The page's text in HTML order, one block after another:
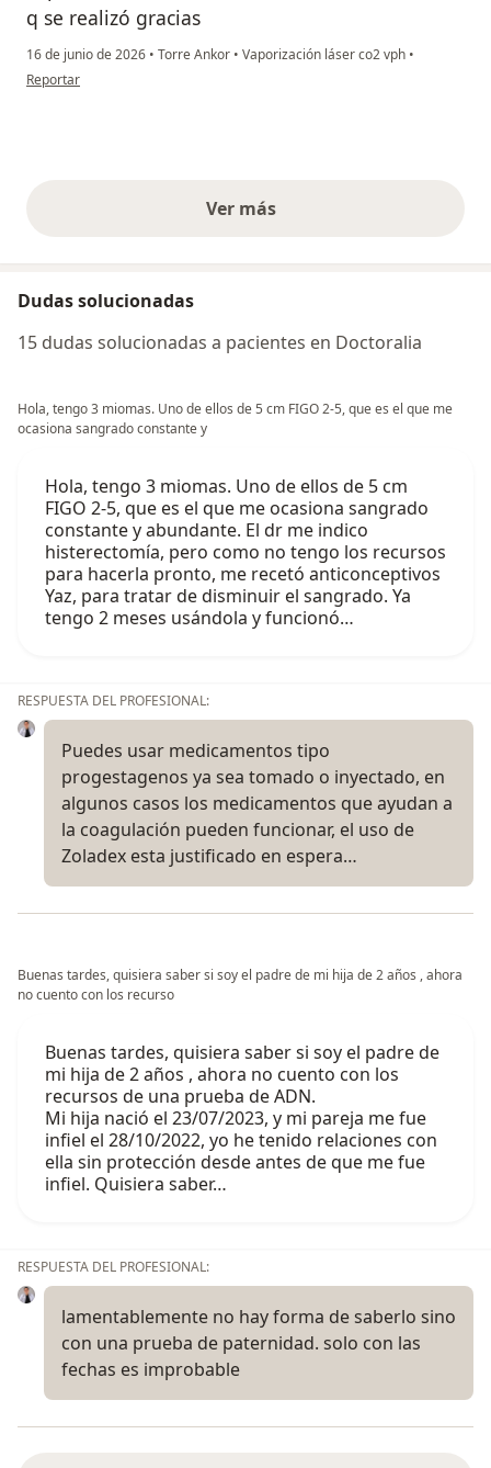
q se realizó gracias
16 de junio de 2026 • Torre Ankor • Vaporización láser co2 vph •
en opinión del usuario Hortencia Ovando Hernández
Reportar
Ver másopiniones anteriores
Dudas solucionadas
15 dudas solucionadas a pacientes en Doctoralia
Hola, tengo 3 miomas. Uno de ellos de 5 cm FIGO 2-5, que es el que me
ocasiona sangrado constante y
Hola, tengo 3 miomas. Uno de ellos de 5 cm
FIGO 2-5, que es el que me ocasiona sangrado
constante y abundante. El dr me indico
histerectomía, pero como no tengo los recursos
para hacerla pronto, me recetó anticonceptivos
Yaz, para tratar de disminuir el sangrado. Ya
tengo 2 meses usándola y funcionó…
RESPUESTA DEL PROFESIONAL:
Puedes usar medicamentos tipo
progestagenos ya sea tomado o inyectado, en
algunos casos los medicamentos que ayudan a
la coagulación pueden funcionar, el uso de
Zoladex esta justificado en espera…
Buenas tardes, quisiera saber si soy el padre de mi hija de 2 años , ahora
no cuento con los recurso
Buenas tardes, quisiera saber si soy el padre de
mi hija de 2 años , ahora no cuento con los
recursos de una prueba de ADN.
Mi hija nació el 23/07/2023, y mi pareja me fue
infiel el 28/10/2022, yo he tenido relaciones con
ella sin protección desde antes de que me fue
infiel. Quisiera saber…
RESPUESTA DEL PROFESIONAL:
lamentablemente no hay forma de saberlo sino
con una prueba de paternidad. solo con las
fechas es improbable